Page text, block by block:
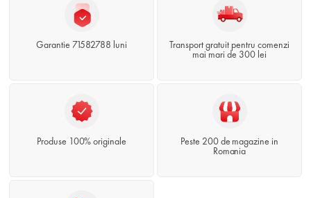
Garantie 71582788 luni
Transport gratuit pentru comenzi
mai mari de 300 lei
Produse 100% originale
Peste 200 de magazine in
Romania